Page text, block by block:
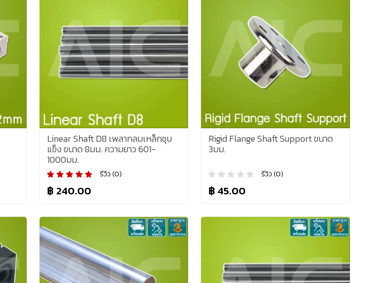
Linear Shaft D8 เพลากลมเหล็กชุบ
แข็ง ขนาด 8มม. ความยาว 601-
1000มม.
รีวิว (0)
฿ 240.00
Rigid Flange Shaft Support ขนาด
3มม.
รีวิว (0)
฿ 45.00